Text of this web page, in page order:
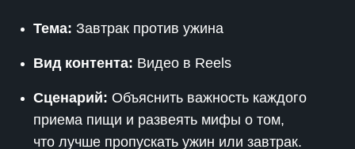
Тема: Завтрак против ужина
Вид контента: Видео в Reels
Сценарий: Объяснить важность каждого
приема пищи и развеять мифы о том,
что лучше пропускать ужин или завтрак.